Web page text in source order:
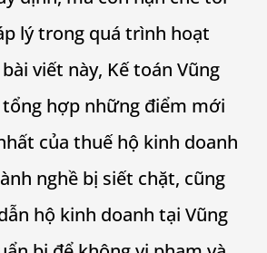
lý trong quá trình hoạt
viết này, Kế toán Vũng
tổng hợp những điểm mới
của thuế hộ kinh doanh
nghề bị siết chặt, cũng
hộ kinh doanh tại Vũng